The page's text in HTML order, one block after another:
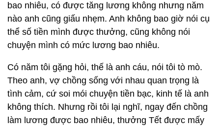
bao nhiêu, có được tăng lương không nhưng năm
nào anh cũng giấu nhẹm. Anh không bao giờ nói cụ
thể số tiền mình được thưởng, cũng không nói
chuyện mình có mức lương bao nhiêu.
Có năm tôi gặng hỏi, thế là anh cáu, nói tôi tò mò.
Theo anh, vợ chồng sống với nhau quan trọng là
tình cảm, cứ soi mói chuyện tiền bạc, kinh tế là anh
không thích. Nhưng rồi tôi lại nghĩ, ngay đến chồng
làm lương được bao nhiêu, thưởng Tết được mấy